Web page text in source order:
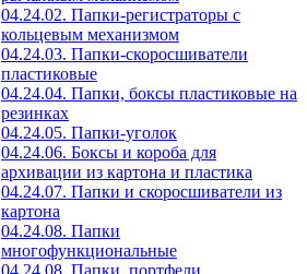
04.24.02. Папки-регистраторы с
кольцевым механизмом
04.24.03. Папки-скоросшиватели
пластиковые
04.24.04. Папки, боксы пластиковые на
резинках
04.24.05. Папки-уголок
04.24.06. Боксы и короба для
архивации из картона и пластика
04.24.07. Папки и скоросшиватели из
картона
04.24.08. Папки
многофункциональные
04.24.08. Папки, портфели